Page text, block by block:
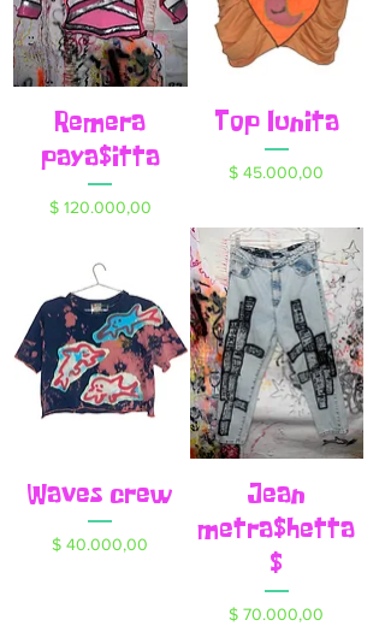
Remera
paya$itta
Precio
$ 120.000,00
Top lunita
Precio
$ 45.000,00
Waves crew
Precio
$ 40.000,00
Jean
metra$hetta
$
Precio
$ 70.000,00